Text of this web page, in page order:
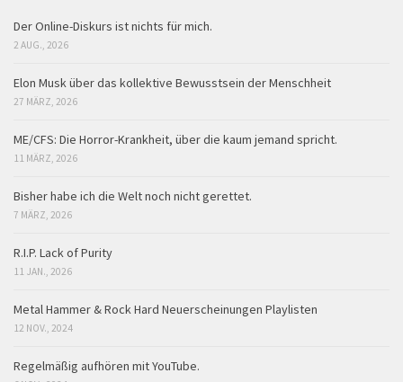
Der Online-Diskurs ist nichts für mich.
2 AUG., 2026
Elon Musk über das kollektive Bewusstsein der Menschheit
27 MÄRZ, 2026
ME/CFS: Die Horror-Krankheit, über die kaum jemand spricht.
11 MÄRZ, 2026
Bisher habe ich die Welt noch nicht gerettet.
7 MÄRZ, 2026
R.I.P. Lack of Purity
11 JAN., 2026
Metal Hammer & Rock Hard Neuerscheinungen Playlisten
12 NOV., 2024
Regelmäßig aufhören mit YouTube.